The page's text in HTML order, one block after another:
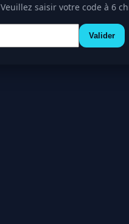
Veuillez saisir votre code à 6
Valider